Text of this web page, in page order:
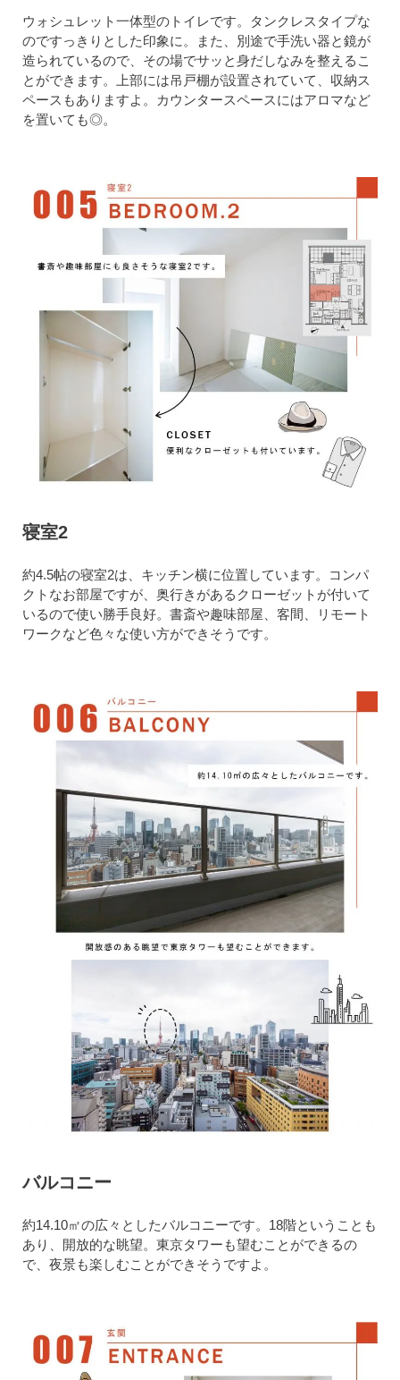
ウォシュレット一体型のトイレです。タンクレスタイプな
のですっきりとした印象に。また、別途で手洗い器と鏡が
造られているので、その場でサッと身だしなみを整えるこ
とができます。上部には吊戸棚が設置されていて、収納ス
ペースもありますよ。カウンタースペースにはアロマなど
を置いても◎。
寝室2
約4.5帖の寝室2は、キッチン横に位置しています。コンパ
クトなお部屋ですが、奥行きがあるクローゼットが付いて
いるので使い勝手良好。書斎や趣味部屋、客間、リモート
ワークなど色々な使い方ができそうです。
バルコニー
約14.10㎡の広々としたバルコニーです。18階ということも
あり、開放的な眺望。東京タワーも望むことができるの
で、夜景も楽しむことができそうですよ。